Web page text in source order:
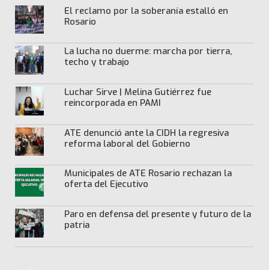
El reclamo por la soberanía estalló en
Rosario
La lucha no duerme: marcha por tierra,
techo y trabajo
Luchar Sirve | Melina Gutiérrez fue
reincorporada en PAMI
ATE denunció ante la CIDH la regresiva
reforma laboral del Gobierno
Municipales de ATE Rosario rechazan la
oferta del Ejecutivo
Paro en defensa del presente y futuro de la
patria